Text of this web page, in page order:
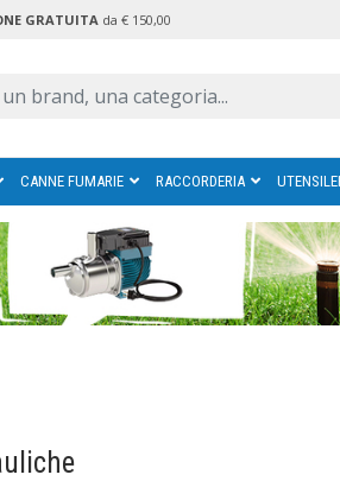
GRATUITA da € 150,00
CANNE FUMARIE RACCORDERIA